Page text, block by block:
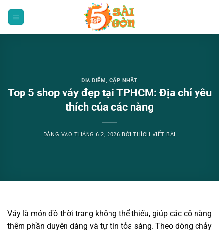
ĐỊA ĐIỂM, CẬP NHẬT
Top 5 shop váy đẹp tại TPHCM: Địa chỉ yêu
thích của các nàng
ĐĂNG VÀO THÁNG 6 2, 2026 BỞITHÍCH VIẾT BÀI
Váy là món đồ thời trang không thể thiếu, giúp các cô nàng
thêm phần duyên dáng và tự tin tỏa sáng. Theo dòng chảy